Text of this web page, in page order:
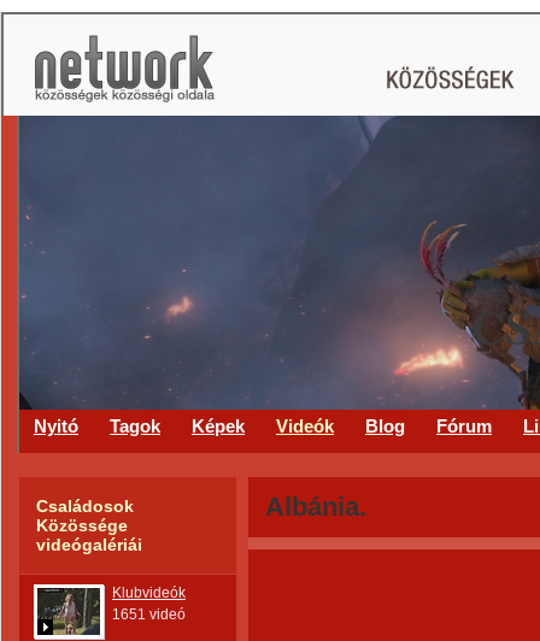
Nyitó Tagok Képek Videók Blog Fórum
Családosok
Közössége
videógalériái
Klubvideók
1651 videó
Albánia.